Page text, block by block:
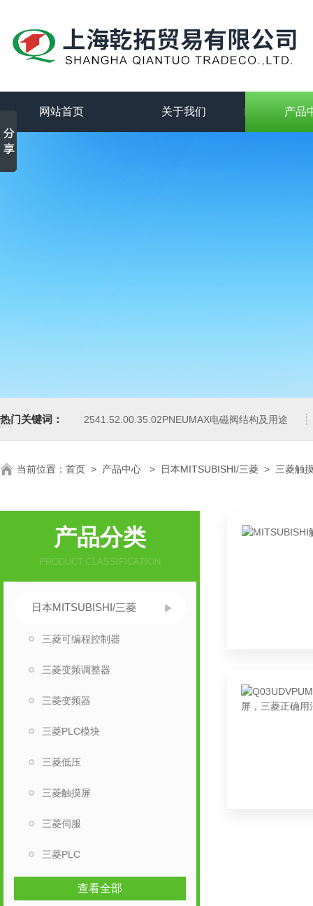
网站首页 关于我们 产品
热门关键词： 2541.52.00.35.02PNEUMAX电磁阀结构及用途
当前位置： 首页 > 产品中心 > 日本MITSUBISHI/三菱 > 三菱触
产品分类
PRODUCT CLASSIFICATION
日本MITSUBISHI/三菱
三菱可编程控制器
三菱变频调整器
三菱变频器
三菱PLC模块
三菱低压
三菱触摸屏
三菱伺服
三菱PLC
查看全部